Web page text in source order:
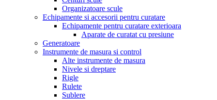
Organizatoare scule
Echipamente si accesorii pentru curatare
Echipamente pentru curatare exterioara
Aparate de curatat cu presiune
Generatoare
Instrumente de masura si control
Alte instrumente de masura
Nivele si dreptare
Rigle
Rulete
Sublere